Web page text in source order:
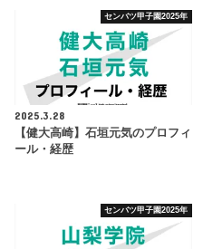
センバツ甲子園2025年
2025.3.28
【健大高崎】石垣元気のプロフィ
ール・経歴
センバツ甲子園2025年